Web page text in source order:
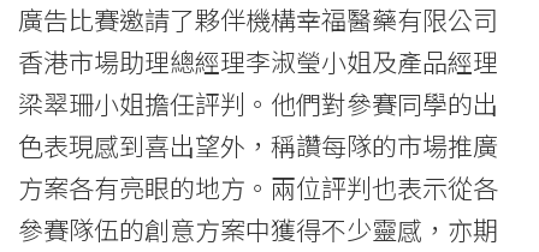
國
際
學
院
廣告比賽邀請了夥伴機構幸福醫藥有限公司
香港市場助理總經理李淑瑩小姐及產品經理
梁翠珊小姐擔任評判。他們對參賽同學的出
色表現感到喜出望外，稱讚每隊的市場推廣
方案各有亮眼的地方。兩位評判也表示從各
參賽隊伍的創意方案中獲得不少靈感，亦期